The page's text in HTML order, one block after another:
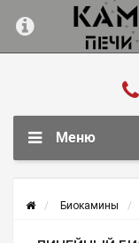
Меню
Биокамины